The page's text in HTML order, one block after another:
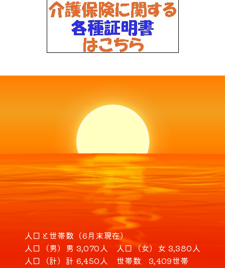
人口と世帯数（6月末現在）
人口（男） 男 3,070人 人口（女） 女 3,380人
人口（計） 計 6,450人 世帯数 3,409世帯